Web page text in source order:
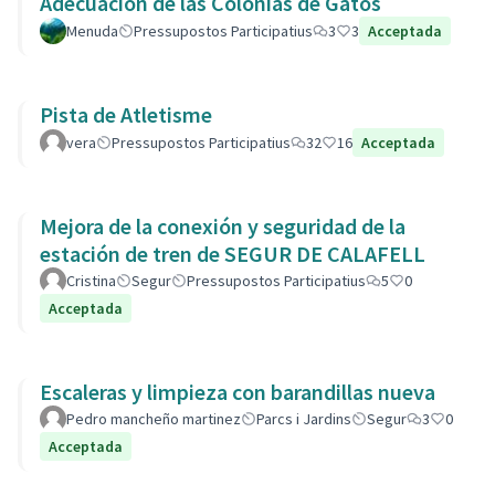
Menuda Pressupostos Participatius 3 3 Acceptada
Pista de Atletisme
vera Pressupostos Participatius 32 16 Acceptada
Mejora de la conexión y seguridad de la
estación de tren de SEGUR DE CALAFELL
Cristina Segur Pressupostos Participatius 5
0
Acceptada
Escaleras y limpieza con barandillas nueva
Pedro mancheño martinez Parcs i Jardins Segur 3
0
Acceptada